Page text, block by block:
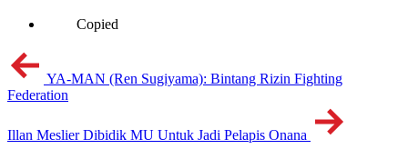
Copied
YA-MAN (Ren Sugiyama): Bintang Rizin Fighting
Federation
Illan Meslier Dibidik MU Untuk Jadi Pelapis Onana